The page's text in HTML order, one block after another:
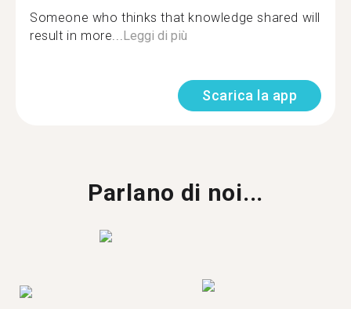
Someone who thinks that knowledge shared will
result in more...Leggi di più
Scarica la app
Parlano di noi...